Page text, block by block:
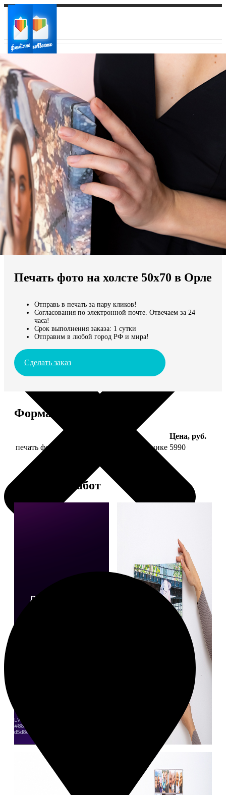
Ваш город:
Ваш регион доставки
Выберите из списка:
Мы доставляем по всему миру
Продолжить без города
Печать фото на холсте 50х70 в Орле
Отправь в печать за пару кликов!
Согласования по электронной почте. Отвечаем за 24
часа!
Срок выполнения заказа: 1 сутки
Отправим в любой город РФ и мира!
Сделать заказ
Форматы и цены
Цена, руб.
печать фото на холсте 50х70 на подрамнике 5990
Примеры работ